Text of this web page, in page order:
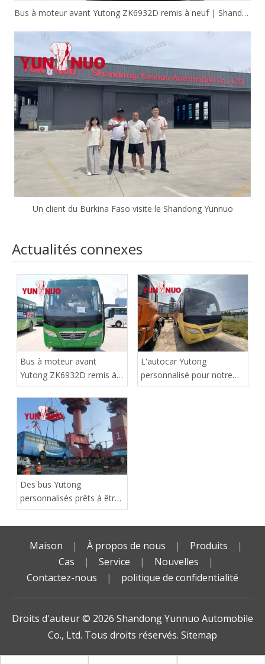
Bus à moteur avant Yutong ZK6932D remis à neuf | Shandong Yunnuo
Un client du Burkina Faso visite le Shandong Yunnuo
Actualités connexes
Bus à moteur avant
Yutong ZK6932D remis à
neuf | Shandong Yunnuo
L'autocar Yutong
personnalisé pour notre
client du Zimbabwe a
Des bus Yutong
personnalisés prêts à être
expédiés en Afrique !
Maison | À propos de nous | Produits
|
Cas
| Service | Nouvelles
|
Contactez-nous
| politique de confidentialité
Droits d'auteur ©️ 2026 Shandong Yunnuo Automobile
Co., Ltd. Tous droits réservés. Sitemap